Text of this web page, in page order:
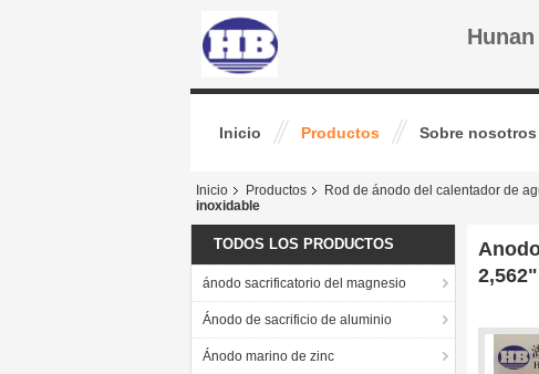
Inicio Productos Sobre nosotros
Inicio Productos Rod de ánodo del calentador de
inoxidable
TODOS LOS PRODUCTOS
ánodo sacrificatorio del magnesio
Ánodo de sacrificio de aluminio
Ánodo marino de zinc